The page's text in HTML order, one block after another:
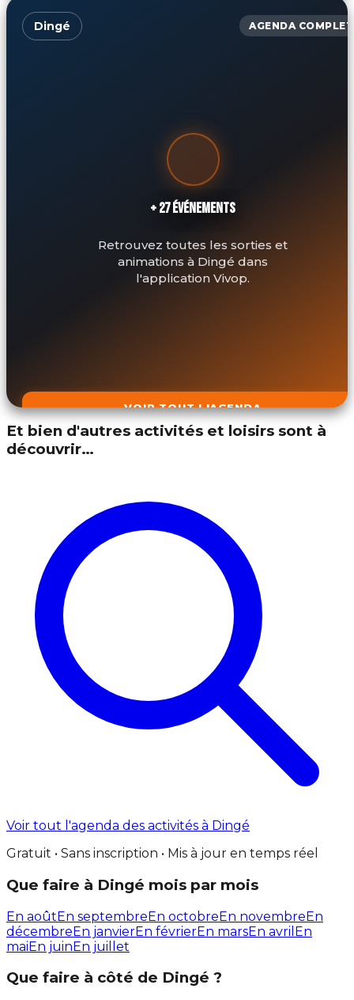
Dingé AGENDA COMPLET
+ 27 ÉVÉNEMENTS
Retrouvez toutes les sorties et
animations à Dingé dans
l'application Vivop.
VOIR TOUT L'AGENDA
Et bien d'autres activités et loisirs sont à
découvrir…
Voir tout l'agenda des activités à Dingé
Gratuit • Sans inscription • Mis à jour en temps réel
Que faire à Dingé mois par mois
En aoûtEn septembreEn octobreEn novembreEn
décembreEn janvierEn févrierEn marsEn avril En
maiEn juinEn juillet
Que faire à côté de Dingé ?